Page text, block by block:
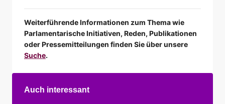
Weiterführende Informationen zum Thema wie
Parlamentarische Initiativen, Reden, Publikationen
oder Pressemitteilungen finden Sie über unsere
Suche.
Auch interessant